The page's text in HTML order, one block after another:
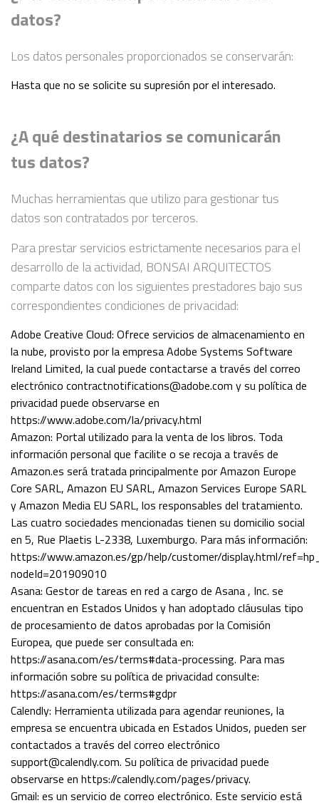
datos?
Los datos personales proporcionados se conservarán:
Hasta que no se solicite su supresión por el interesado.
¿A qué destinatarios se comunicarán
tus datos?
Muchas herramientas que utilizo para gestionar tus
datos son contratados por terceros.
Para prestar servicios estrictamente necesarios para el
desarrollo de la actividad, BONSAI ARQUITECTOS
comparte datos con los siguientes prestadores bajo sus
correspondientes condiciones de privacidad:
Adobe Creative Cloud: Ofrece servicios de almacenamiento en
la nube, provisto por la empresa Adobe Systems Software
Ireland Limited, la cual puede contactarse a través del correo
electrónico contractnotifications@adobe.com y su política de
privacidad puede observarse en
https://www.adobe.com/la/privacy.html
Amazon: Portal utilizado para la venta de los libros. Toda
información personal que facilite o se recoja a través de
Amazon.es será tratada principalmente por Amazon Europe
Core SARL, Amazon EU SARL, Amazon Services Europe SARL
y Amazon Media EU SARL, los responsables del tratamiento.
Las cuatro sociedades mencionadas tienen su domicilio social
en 5, Rue Plaetis L-2338, Luxemburgo. Para más información:
https://www.amazon.es/gp/help/customer/display.html/
nodeId=201909010
Asana: Gestor de tareas en red a cargo de Asana , Inc. se
encuentran en Estados Unidos y han adoptado cláusulas tipo
de procesamiento de datos aprobadas por la Comisión
Europea, que puede ser consultada en:
https://asana.com/es/terms#data-processing. Para mas
información sobre su política de privacidad consulte:
https://asana.com/es/terms#gdpr
Calendly: Herramienta utilizada para agendar reuniones, la
empresa se encuentra ubicada en Estados Unidos, pueden ser
contactados a través del correo electrónico
support@calendly.com. Su política de privacidad puede
observarse en https://calendly.com/pages/privacy.
Gmail: es un servicio de correo electrónico. Este servicio está